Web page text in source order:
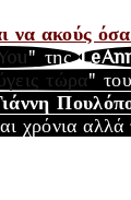
να ακούς
" της
τώρα"
χρόνια